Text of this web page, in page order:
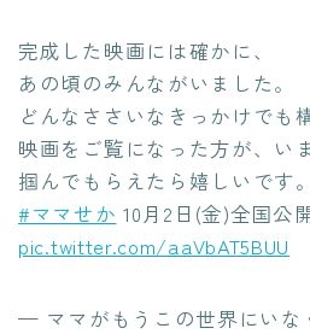
完成した映画には確かに、
あの頃のみんながいました。
どんなささいなきっかけでも
映画をご覧になった方が、い
掴んでもらえたら嬉しいです。
#ママせか 10月2日(金)全国公
pic.twitter.com/aaVbAT5BUU
— ママがもうこの世界にい